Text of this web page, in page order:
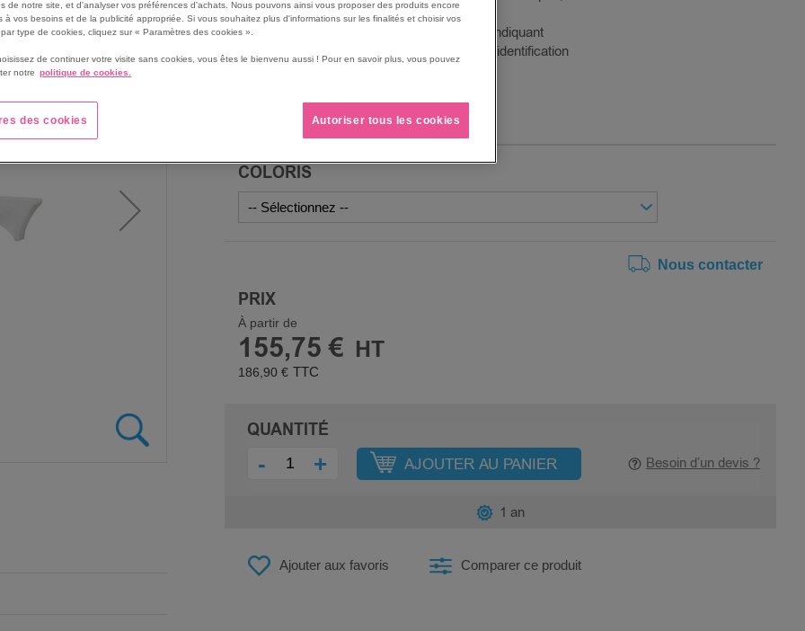
pour résister à l’usure naturelle.
Étiquettes indélébiles cousues au produit indiquant
clairement leur nom et leur utilité pour une identification
COLORIS
Nous contacter
PRIX
À partir de
155,75 €
186,90 €
QUANTITÉ
- + AJOUTER AU PANIER Besoin d’un devis ?
Ajouter aux favoris Comparer ce produit
1 an
de notre site, et d'analyser vos préférences d'achats. Nous pouvons ainsi vous proposer des produits encore
à vos besoins et de la publicité appropriée. Si vous souhaitez plus d'informations sur les finalités et choisir vos
type de cookies, cliquez sur « Paramètres des cookies ».
de continuer votre visite sans cookies, vous êtes le bienvenu aussi ! Pour en savoir plus, vous pouvez
notre politique de cookies.
des cookies Autoriser tous les cookies